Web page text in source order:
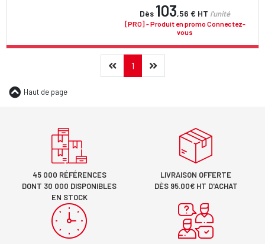
Dès 103,56 € HT l'unité
[PRO] - Produit en promo Connectez-
vous
Précédent
1(current)Suivant
Haut de page
45 000 RÉFÉRENCES
DONT 30 000 DISPONIBLES
EN STOCK
LIVRAISON OFFERTE
DÈS 95.00€ HT D'ACHAT